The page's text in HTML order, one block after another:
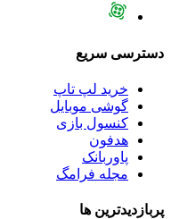
دسترسی سریع
خرید لپ تاپ
گوشی موبایل
کنسول بازی
هدفون
پاوربانک
مجله فرامگ
پربازدید‌ترین ها